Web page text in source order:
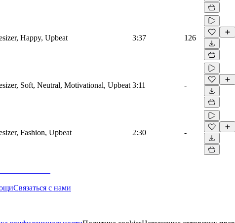
Happy, Upbeat 3:37 126
Soft, Neutral, Motivational, Upbeat 3:11 -
Fashion, Upbeat 2:30 -
Связаться с нами